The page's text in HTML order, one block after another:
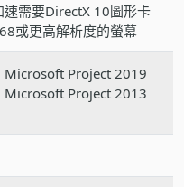
速需要DirectX 10圖形卡
或更高解析度的螢幕
Microsoft Project 2019
Microsoft Project 2013